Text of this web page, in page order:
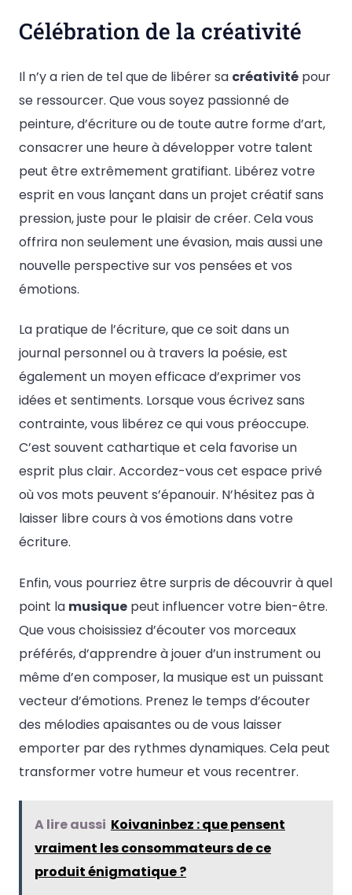
Célébration de la créativité
Il n’y a rien de tel que de libérer sa créativité pour
se ressourcer. Que vous soyez passionné de
peinture, d’écriture ou de toute autre forme d’art,
consacrer une heure à développer votre talent
peut être extrêmement gratifiant. Libérez votre
esprit en vous lançant dans un projet créatif sans
pression, juste pour le plaisir de créer. Cela vous
offrira non seulement une évasion, mais aussi une
nouvelle perspective sur vos pensées et vos
émotions.
La pratique de l’écriture, que ce soit dans un
journal personnel ou à travers la poésie, est
également un moyen efficace d’exprimer vos
idées et sentiments. Lorsque vous écrivez sans
contrainte, vous libérez ce qui vous préoccupe.
C’est souvent cathartique et cela favorise un
esprit plus clair. Accordez-vous cet espace privé
où vos mots peuvent s’épanouir. N’hésitez pas à
laisser libre cours à vos émotions dans votre
écriture.
Enfin, vous pourriez être surpris de découvrir à quel
point la musique peut influencer votre bien-être.
Que vous choisissiez d’écouter vos morceaux
préférés, d’apprendre à jouer d’un instrument ou
même d’en composer, la musique est un puissant
vecteur d’émotions. Prenez le temps d’écouter
des mélodies apaisantes ou de vous laisser
emporter par des rythmes dynamiques. Cela peut
transformer votre humeur et vous recentrer.
A lire aussi Koivaninbez : que pensent
vraiment les consommateurs de ce
produit énigmatique ?